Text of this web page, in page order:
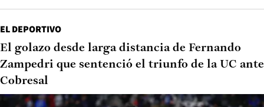
EL DEPORTIVO
El golazo desde larga distancia de Fernando
Zampedri que sentenció el triunfo de la UC ante
Cobresal